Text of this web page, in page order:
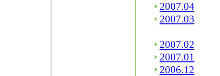
2007.04
2007.03
2007.02
2007.01
2006.12